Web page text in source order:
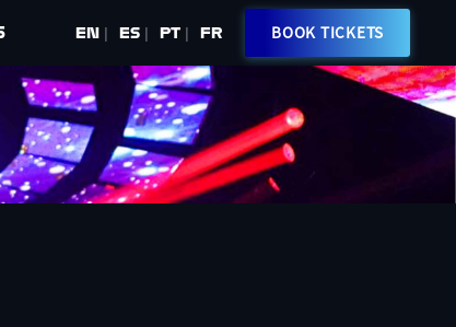
EN | ES | PT | FR BOOK TICKETS